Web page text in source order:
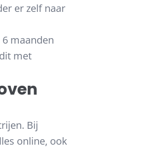
er zelf naar
maanden
met
Bij
online, ook